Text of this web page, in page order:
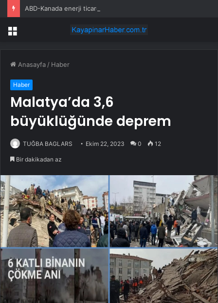
Menü
Anasayfa / Haber
Haber
Malatya’da 3,6
büyüklüğünde deprem
TUĞBA BAGLARS Ekim 22, 2023 0 12
Bir dakikadan az